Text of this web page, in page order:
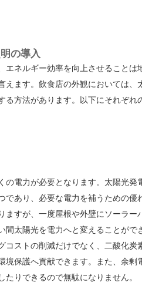
の導入
エネルギー効率を向上させることは
えます。飲食店の外観においては、
る方法があります。以下にそれぞれ
の電力が必要となります。太陽光発
であり、必要な電力を補うための優
ますが、一度屋根や外壁にソーラー
間太陽光を電力へと変えることがで
コストの削減だけでなく、二酸化炭
境保護へ貢献できます。また、余剰
りできるので無駄になりません。